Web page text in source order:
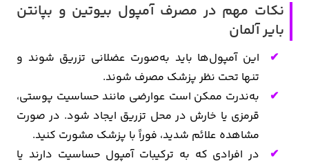
نکات مهم در مصرف آمپول بیوتین و بپانتن
بایر آلمان
این آمپول‌ها باید به‌صورت عضلانی تزریق شوند و
تنها تحت نظر پزشک مصرف شوند.
به‌ندرت ممکن است عوارضی مانند حساسیت پوستی،
قرمزی یا خارش در محل تزریق ایجاد شود. در صورت
مشاهده علائم شدید، فوراً با پزشک مشورت کنید.
در افرادی که به ترکیبات آمپول حساسیت دارند یا